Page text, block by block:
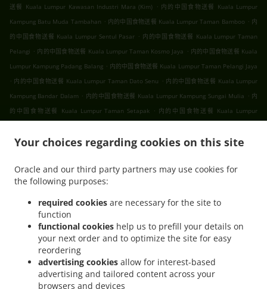
Your choices regarding cookies on this site
Oracle and our third party partners may use cookies for
the following purposes:
required cookies are necessary for the site to
function
functional cookies help us to prefill your details on
your next order and to optimize the site for easy
reordering
advertising cookies allow for interest-based
advertising and tailored content across your
browsers and devices
送餐 Kuala Lumpur Kawasan Industri Mara (Kim) . 内的中国食物送餐 Kuala Lumpur
Kampung Batu Muda Tambahan . 内的中国食物送餐 Kuala Lumpur Taman Bamboo . 内
的中国食物送餐 Kuala Lumpur Sentul Pasar . 内的中国食物送餐 Kuala Lumpur Taman
Pelangi . 内的中国食物送餐 Kuala Lumpur Taman Kosmo Jaya . 内的中国食物送餐 Kuala
Lumpur Kampung Padang Balang . 内的中国食物送餐 Kuala Lumpur Taman Pelangi Jaya
. 内的中国食物送餐 Kuala Lumpur Taman Dato Senu . 内的中国食物送餐 Kuala Lumpur
Kampung Bandar Dalam . 内的中国食物送餐 Kuala Lumpur Kampung Sungai Mulia . 内
的中国食物送餐 Kuala Lumpur Taman Setapak . 内的中国食物送餐 Kuala Lumpur
物送餐 吉隆坡 班底达南 . 内的中国食物送餐 吉隆坡 敦依斯迈花园 . 内的中国食物送餐 吉隆
园 . 内的中国食物送餐 吉隆坡 国联花园 . 内的中国食物送餐 吉隆坡 彩虹花园 . 内的中国食物
送餐 吉隆坡 泗岩沫 . 内的中国食物送餐 吉隆坡
国食物送餐 Puchong Bandar Puchong Jaya
内的中国食物送餐 Puchong Kampung
Lembah Kinrara . 内的中国食物送餐 Puchong
Sungai Buloh Taman Industri Sungai Buloh
内的中国食物送餐 Sungai Buloh . 内的中国
食物送餐 Batu Caves Sri Utara Kipark
. 内的中国食物送餐 Batu Caves Taman Wahyu
的中国食物送餐 Batu Caves Taman Industri Spring Crest Batu Caves
内的中国食物送餐
Batu Caves Taman Koperasi Polis . 内的中国食物送餐 Batu Caves Taman Koperasi Polis